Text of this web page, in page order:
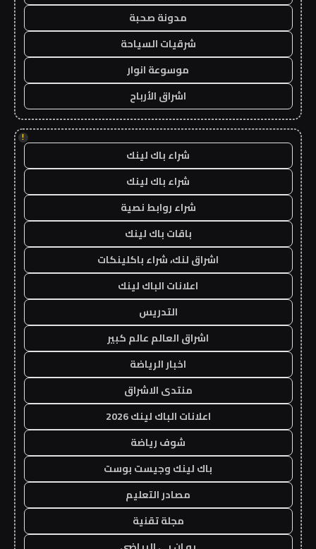
مدونة صحبة
شرقيات السياحة
موسوعة انوار
اشراق الأرباح
!
شراء باك لينك
شراء باك لينك
شراء روابط نصية
باقات باك لينك
اشراق لنك، شراء باكلينكات
اعلانات الباك لينك
التدريس
اشراق العالم عالم كبير
اخبار الرياضة
منتدى الاشراق
اعلانات الباك لينك 2026
شوف رياضة
باك لينك وجيست بوست
مصادر التعليم
مجلة تقنية